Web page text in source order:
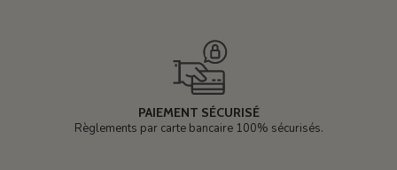
PAIEMENT SÉCURISÉ
Règlements par carte bancaire 100% sécurisés.